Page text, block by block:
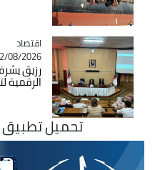
Catégorie
اقتصاد
02/08/2026 - 17:06
رزيق
الرقمية
تحميل تطبيق